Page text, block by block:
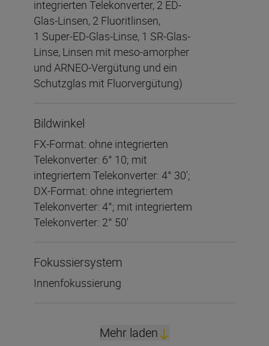
integrierten Telekonverter, 2 ED-
Glas-Linsen, 2 Fluoritlinsen,
1 Super-ED-Glas-Linse, 1 SR-Glas-
Linse, Linsen mit meso-amorpher
und ARNEO-Vergütung und ein
Schutzglas mit Fluorvergütung)
Bildwinkel
FX-Format: ohne integrierten
Telekonverter: 6° 10; mit
integriertem Telekonverter: 4° 30';
DX-Format: ohne integriertem
Telekonverter: 4°; mit integriertem
Telekonverter: 2° 50'
Fokussiersystem
Innenfokussierung
Mehr laden